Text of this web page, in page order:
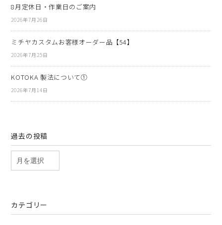
8月定休日・作業日のご案内
2026年7月26日
ミチヤカスタムお客様オーダー品【54】
2026年7月25日
KOTOKA 製法について①
2026年7月14日
過去の投稿
カテゴリー